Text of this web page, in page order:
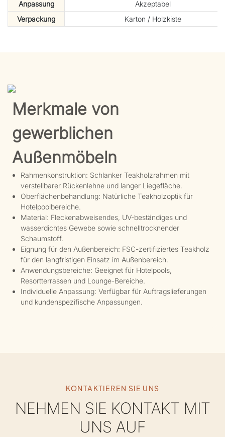
Anpassung
Akzeptabel
Verpackung
Karton / Holzkiste
Merkmale von
gewerblichen
Außenmöbeln
Rahmenkonstruktion: Schlanker Teakholzrahmen mit
verstellbarer Rückenlehne und langer Liegefläche.
Oberflächenbehandlung: Natürliche Teakholzoptik für
Hotelpoolbereiche.
Material: Fleckenabweisendes, UV-beständiges und
wasserdichtes Gewebe sowie schnelltrocknender
Schaumstoff.
Eignung für den Außenbereich: FSC-zertifiziertes Teakholz
für den langfristigen Einsatz im Außenbereich.
Anwendungsbereiche: Geeignet für Hotelpools,
Resortterrassen und Lounge-Bereiche.
Individuelle Anpassung: Verfügbar für Auftragslieferungen
und kundenspezifische Anpassungen.
KONTAKTIEREN SIE UNS
NEHMEN SIE KONTAKT MIT
UNS AUF